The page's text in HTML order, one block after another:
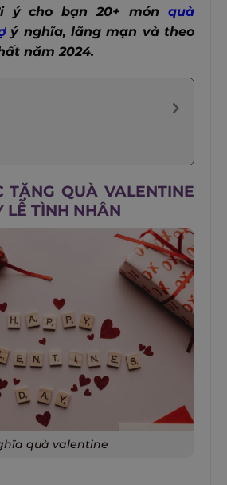
ý cho bạn 20+ món quà
ý nghĩa, lãng mạn và theo
năm 2024.
TẶNG QUÀ VALENTINE
LỄ TÌNH NHÂN
quà valentine